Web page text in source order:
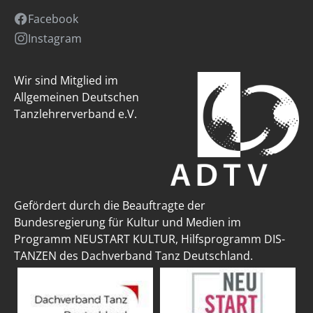
Facebook
Instagram
Wir sind Mitglied im
Allgemeinen Deutschen
Tanzlehrerverband e.V.
Gefördert durch die Beauftragte der
Bundesregierung für Kultur und Medien im
Programm NEUSTART KULTUR, Hilfsprogramm DIS-
TANZEN des Dachverband Tanz Deutschland.